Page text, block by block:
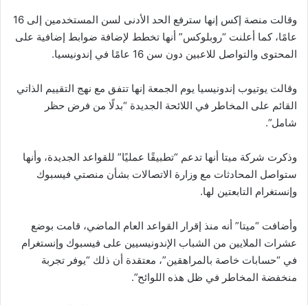
وقالت منصة إكس إنها سترفع الحد الأدنى لسن المستخدمين إلى 16
عامًا، كما أعلنت “روبلوكس” أنها تخطط لإضافة ضوابط إضافية على
المحتوى والتواصل للاعبين دون سن 16 عامًا في إندونيسيا.
وقالت يوتيوب إندونيسيا يوم الجمعة إنها تتفق مع نهج التقييم الذاتي
القائم على المخاطر في اللائحة الجديدة “بدلًا من فرض حظر
شامل”.
وذكرت شركة ميتا أنها تدعم “تطبيقًا عمليًا” للقواعد الجديدة، وأنها
ستواصل المحادثات مع وزارة الاتصالات بشأن منصتي فيسبوك
وإنستغرام التابعتين لها.
وأضافت “ميتا” أنه منذ إقرار القواعد العام الماضي، قامت بوضع
عشرات الملايين من الشباب الإندونيسيين على فيسبوك وإنستغرام
في “حسابات خاصة بالمراهقين”، معتقدة أن ذلك “يوفر تجربة
منخفضة المخاطر في ظل هذه اللوائح”.